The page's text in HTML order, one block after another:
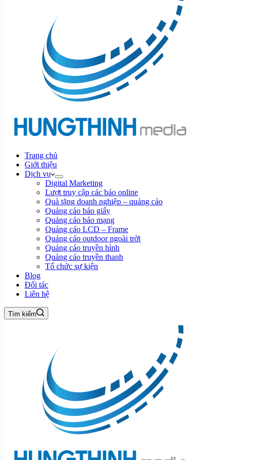
Trang chủ
Giới thiệu
Dịch vụ
Digital Marketing
Lượt truy cập các báo online
Quà tặng doanh nghiệp – quảng cáo
Quảng cáo báo giấy
Quảng cáo báo mạng
Quảng cáo LCD – Frame
Quảng cáo outdoor ngoài trời
Quảng cáo truyền hình
Quảng cáo truyền thanh
Tổ chức sự kiện
Blog
Đối tác
Liên hệ
Tìm kiếm